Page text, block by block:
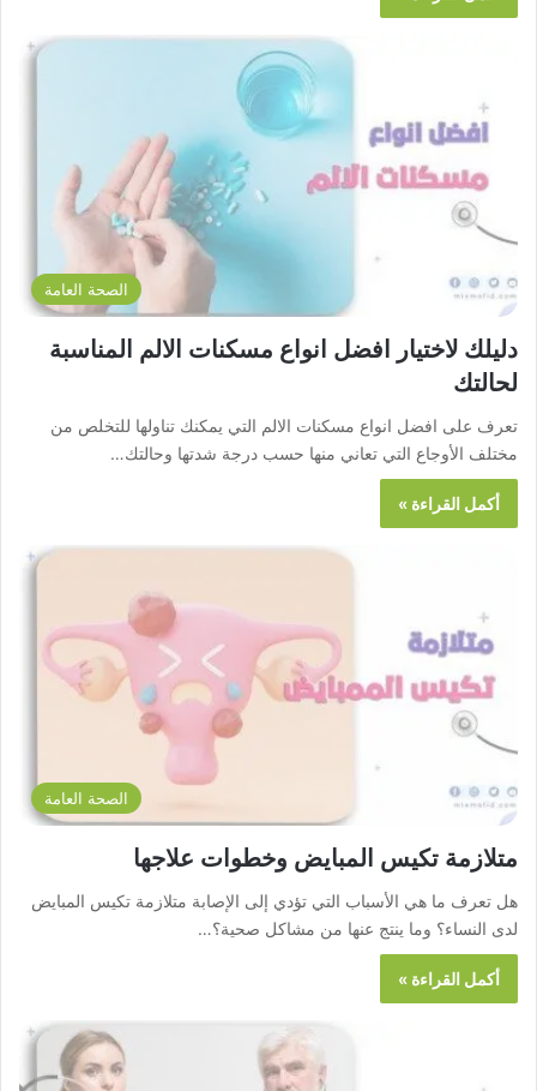
الصحة العامة
دليلك لاختيار افضل انواع مسكنات الالم المناسبة
لحالتك
تعرف على افضل انواع مسكنات الالم التي يمكنك تناولها للتخلص من
مختلف الأوجاع التي تعاني منها حسب درجة شدتها وحالتك…
أكمل القراءة »
الصحة العامة
متلازمة تكيس المبايض وخطوات علاجها
هل تعرف ما هي الأسباب التي تؤدي إلى الإصابة متلازمة تكيس المبايض
لدى النساء؟ وما ينتج عنها من مشاكل صحية؟…
أكمل القراءة »